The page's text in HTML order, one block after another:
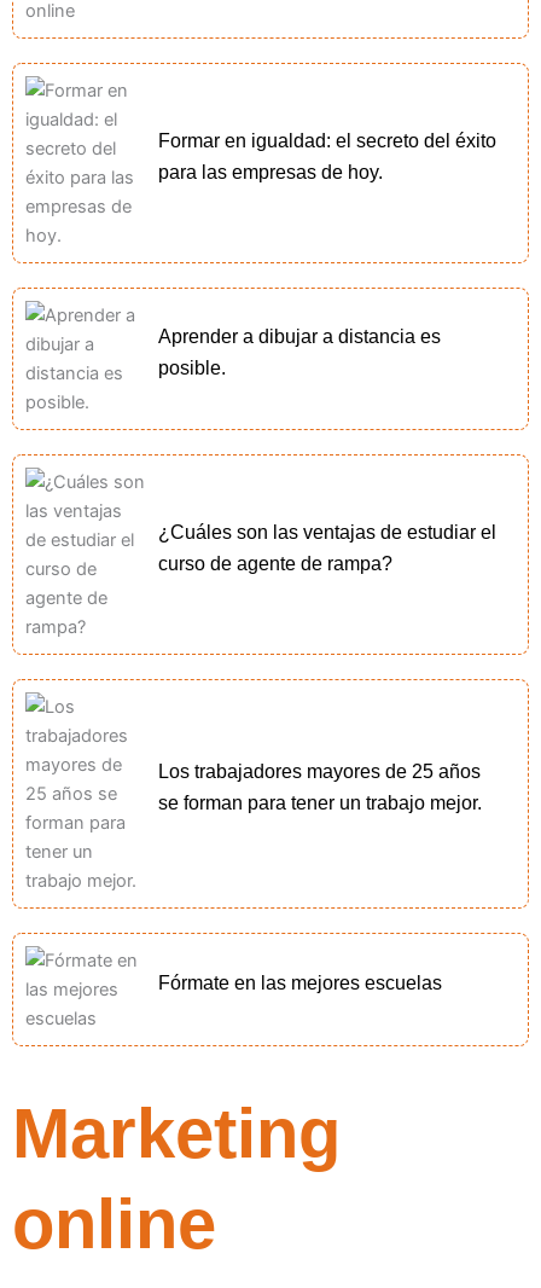
Formar en igualdad: el secreto del éxito
para las empresas de hoy.
Aprender a dibujar a distancia es
posible.
¿Cuáles son las ventajas de estudiar el
curso de agente de rampa?
Los trabajadores mayores de 25 años
se forman para tener un trabajo mejor.
Fórmate en las mejores escuelas
Marketing
online